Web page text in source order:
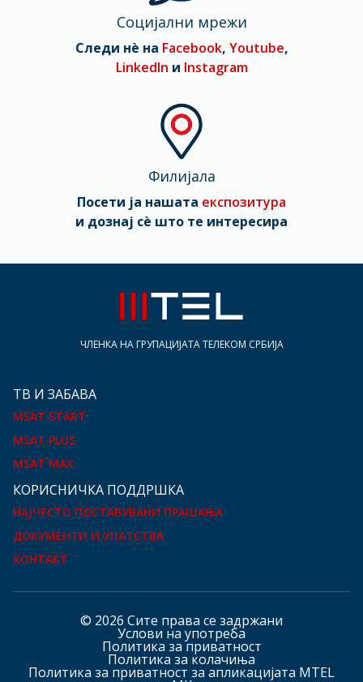
Социјални мрежи
Следи нè на Facebook, Youtube,
LinkedIn и Instagram
Филијала
Посети ја нашата експозитура
и дознај сè што те интересира
ЧЛЕНКА НА ГРУПАЦИЈАТА ТЕЛЕКОМ СРБИЈА
ТВ И ЗАБАВА
MSAT START
MSAT PLUS
MSAT MAX
КOРИСНИЧКА ПОДДРШКА
НАЈЧЕСТО ПОСТАВУВАНИ ПРАШАЊА
ДОКУМЕНТИ И УПАТСТВА
КОНТАКТ
© 2026 Сите права се задржани
Услови на употреба
Политика за приватност
Политика за колачиња
Политика за приватност за апликацијата MTEL